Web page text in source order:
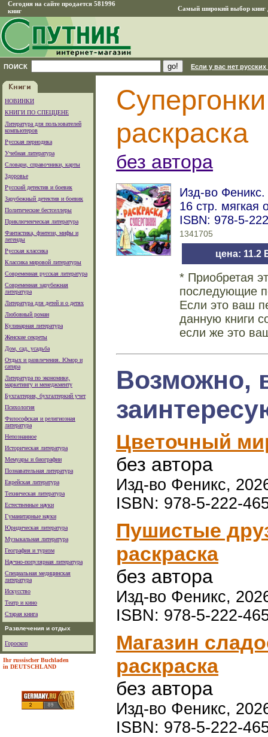
Сегодня на сайте продается 581996
книг
Самый широкий выбор книг
ПОИСК Если у вас нет
НОВИНКИ
КНИГИ ПО СПЕЦЦЕНЕ
Литература для пользователей
компьютеров
Русская периодика
Учебная литература
Словари, справочники, карты
Здоровье
Русский детектив и боевик
Зарубежный детектив и боевик
Политические бестселлеры
Приключенческая литература
Фантастика, фэнтези, мифы и
легенды
Русская классика
Классика мировой литературы
Современная русская литература
Современная зарубежная
литература
Литература для детей и о детях
Любовный роман
Кулинарная литература
Женские секреты
Дом, сад, усадьба
Отдых и развлечения. Юмор и
сатира
Литература по экономике,
маркетингу и менеджменту
Бухгалтерия, бухгалтеркий учет
Психология
Философская и религиозная
литература
Непознанное
Историческая литература
Мемуары и биографии
Познавательная литература
Еврейская литература
Техническая литература
Естественные науки
Гуманитарные науки
Юридическая литература
Музыкальная литература
География и туризм
Научно-популярная литература
Специальная медицинская
литература
Искусство
Театр и кино
Старая книга
Развлечения и отдых
Гороскоп
Ihr russischer Buchladen
in DEUTSCHLAND
раскраска
без автора
Изд-во Феникс.
16 стр. мягкая
ISBN: 978-5-
1341705
цена: 11.2
* Приобретая
последующие
Если это ваш
данную книги
если же это
Возможно,
Цветочный
без автора
Изд-во Феникс,
ISBN: 978-5-222-
Пушистые
раскраска
без автора
Изд-во Феникс,
ISBN: 978-5-222-
Магазин
раскраска
без автора
Изд-во Феникс,
ISBN: 978-5-222-